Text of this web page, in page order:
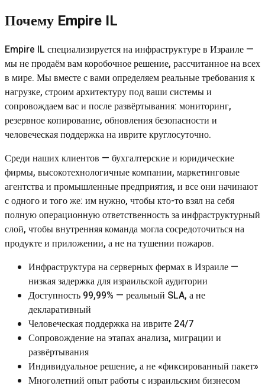
Почему Empire IL
Empire IL специализируется на инфраструктуре в Израиле —
мы не продаём вам коробочное решение, рассчитанное на всех
в мире. Мы вместе с вами определяем реальные требования к
нагрузке, строим архитектуру под ваши системы и
сопровождаем вас и после развёртывания: мониторинг,
резервное копирование, обновления безопасности и
человеческая поддержка на иврите круглосуточно.
Среди наших клиентов — бухгалтерские и юридические
фирмы, высокотехнологичные компании, маркетинговые
агентства и промышленные предприятия, и все они начинают
с одного и того же: им нужно, чтобы кто-то взял на себя
полную операционную ответственность за инфраструктурный
слой, чтобы внутренняя команда могла сосредоточиться на
продукте и приложении, а не на тушении пожаров.
Инфраструктура на серверных фермах в Израиле —
низкая задержка для израильской аудитории
Доступность 99,99% — реальный SLA, а не
декларативный
Человеческая поддержка на иврите 24/7
Сопровождение на этапах анализа, миграции и
развёртывания
Индивидуальное решение, а не «фиксированный пакет»
Многолетний опыт работы с израильским бизнесом